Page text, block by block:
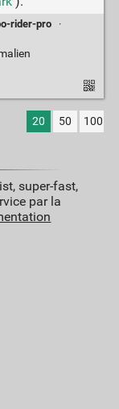
rider-pro
·
20 50 100
super-fast,
par la